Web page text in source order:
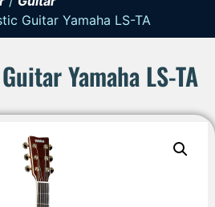
Guitar Yamaha LS-TA
Yamaha LS-TA